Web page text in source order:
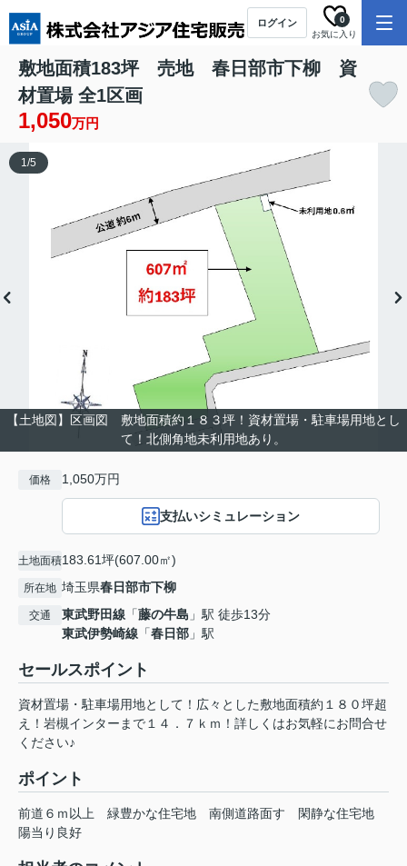
ログイン
お気に入り
0
敷地面積183坪 売地 春日部市下柳 資
材置場 全1区画
1,050万円
【土地図】区画図 敷地面積約１８３坪！資材置場・駐車場用地とし
て！北側角地未利用地あり。
1/5
価格 1,050万円
支払いシミュレーション
土地面積183.61坪(607.00㎡)
所在地 埼玉県春日部市下柳
交通 東武野田線 「藤の牛島 」駅 徒歩13分
東武伊勢崎線 「春日部 」駅
セールスポイント
資材置場・駐車場用地として！広々とした敷地面積約１８０坪超
え！岩槻インターまで１４．７ｋｍ！詳しくはお気軽にお問合せ
ください♪
ポイント
前道６ｍ以上 緑豊かな住宅地 南側道路面す
閑静な住宅地
陽当り良好